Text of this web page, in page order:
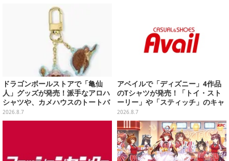
ドラゴンボールストアで「亀仙
人」グッズが発売！派手なアロハ
シャツや、カメハウスのトートバ
ッグなど夏らしいアイテムがズラ
リ
2026.8.7
アベイルで「ディズニー」4作品
のTシャツが発売！「トイ・スト
ーリー」や「スティッチ」のキャ
ラを刺しゅうでデザイン
2026.8.7